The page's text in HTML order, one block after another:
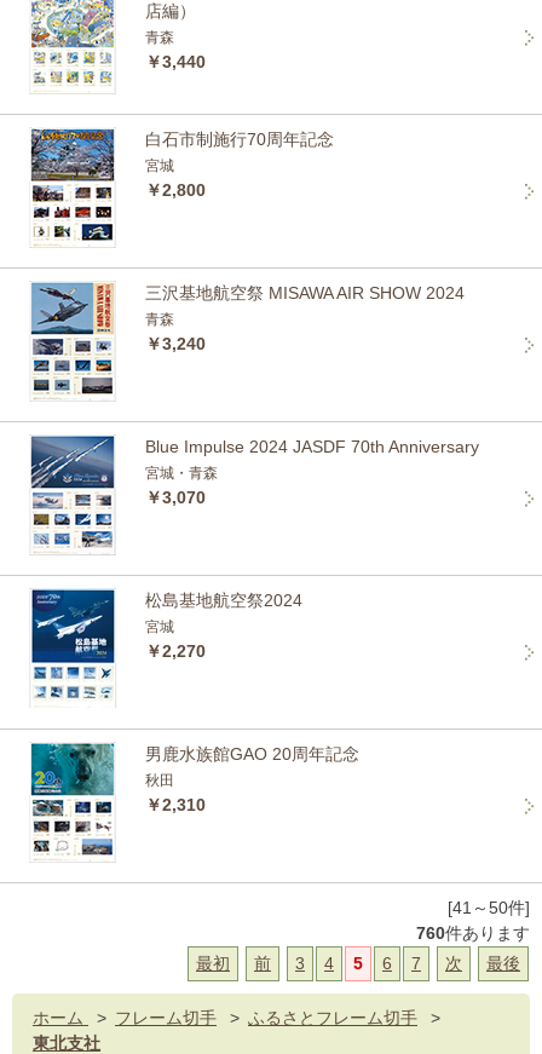
店編）
青森
￥3,440
白石市制施行70周年記念
宮城
￥2,800
三沢基地航空祭 MISAWA AIR SHOW 2024
青森
￥3,240
Blue Impulse 2024 JASDF 70th Anniversary
宮城・青森
￥3,070
松島基地航空祭2024
宮城
￥2,270
男鹿水族館GAO 20周年記念
秋田
￥2,310
[41～50件]
760件あります
最初
前 3 4 5 6 7 次 最後
ホーム > フレーム切手 > ふるさとフレーム切手
>
東北支社